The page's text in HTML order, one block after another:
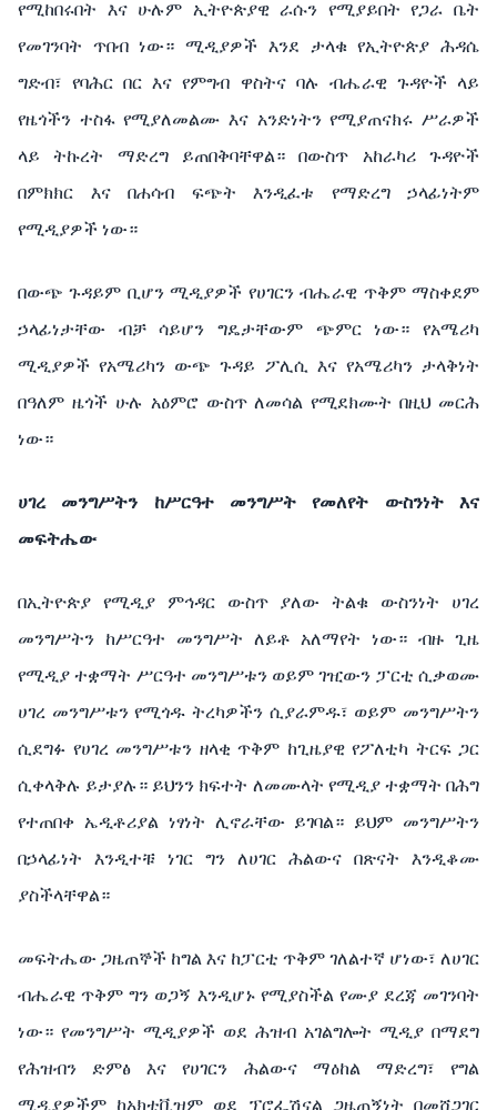
የሚከበሩበት እና ሁሉም ኢትዮጵያዊ ራሱን የሚያይበት የጋራ ቤት
የመገንባት ጥበብ ነው። ሚዲያዎች እንደ ታላቁ የኢትዮጵያ ሕዳሴ
ግድብ፣ የባሕር በር እና የምግብ ዋስትና ባሉ ብሔራዊ ጉዳዮች ላይ
የዜጎችን ተስፋ የሚያለመልሙ እና አንድነትን የሚያጠናክሩ ሥራዎች
ላይ ትኩረት ማድረግ ይጠበቅባቸዋል። በውስጥ አከራካሪ ጉዳዮች
በምክክር እና በሐሳብ ፍጭት እንዲፈቱ የማድረግ ኃላፊነትም
የሚዲያዎች ነው።
በውጭ ጉዳይም ቢሆን ሚዲያዎች የሀገርን ብሔራዊ ጥቅም ማስቀደም
ኃላፊነታቸው ብቻ ሳይሆን ግዴታቸውም ጭምር ነው። የአሜሪካ
ሚዲያዎች የአሜሪካን ውጭ ጉዳይ ፖሊሲ እና የአሜሪካን ታላቅነት
በዓለም ዜጎች ሁሉ አዕምሮ ውስጥ ለመሳል የሚደክሙት በዚህ መርሕ
ነው።
ሀገረ መንግሥትን ከሥርዓተ መንግሥት የመለየት ውስንነት እና
መፍትሔው
በኢትዮጵያ የሚዲያ ምኅዳር ውስጥ ያለው ትልቁ ውስንነት ሀገረ
መንግሥትን ከሥርዓተ መንግሥት ለይቶ አለማየት ነው። ብዙ ጊዜ
የሚዲያ ተቋማት ሥርዓተ መንግሥቱን ወይም ገዢውን ፓርቲ ሲቃወሙ
ሀገረ መንግሥቱን የሚጎዱ ትረካዎችን ሲያራምዱ፣ ወይም መንግሥትን
ሲደግፉ የሀገረ መንግሥቱን ዘላቂ ጥቅም ከጊዜያዊ የፖለቲካ ትርፍ ጋር
ሲቀላቅሉ ይታያሉ። ይህንን ክፍተት ለመሙላት የሚዲያ ተቋማት በሕግ
የተጠበቀ ኤዲቶሪያል ነፃነት ሊኖራቸው ይገባል። ይህም መንግሥትን
በኃላፊነት እንዲተቹ ነገር ግን ለሀገር ሕልውና በጽናት እንዲቆሙ
ያስችላቸዋል።
መፍትሔው ጋዜጠኞች ከግል እና ከፓርቲ ጥቅም ገለልተኛ ሆነው፣ ለሀገር
ብሔራዊ ጥቅም ግን ወጋኝ እንዲሆኑ የሚያስችል የሙያ ደረጃ መገንባት
ነው። የመንግሥት ሚዲያዎች ወደ ሕዝብ አገልግሎት ሚዲያ በማደግ
የሕዝብን ድምፅ እና የሀገርን ሕልውና ማዕከል ማድረግ፣ የግል